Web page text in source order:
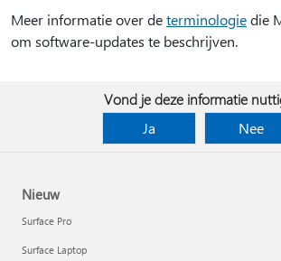
Meer informatie over determinologiedie
om software-updates te beschrijven.
Vond je deze informatie
Ja
Nee
Nieuw
Surface Pro
Surface Laptop